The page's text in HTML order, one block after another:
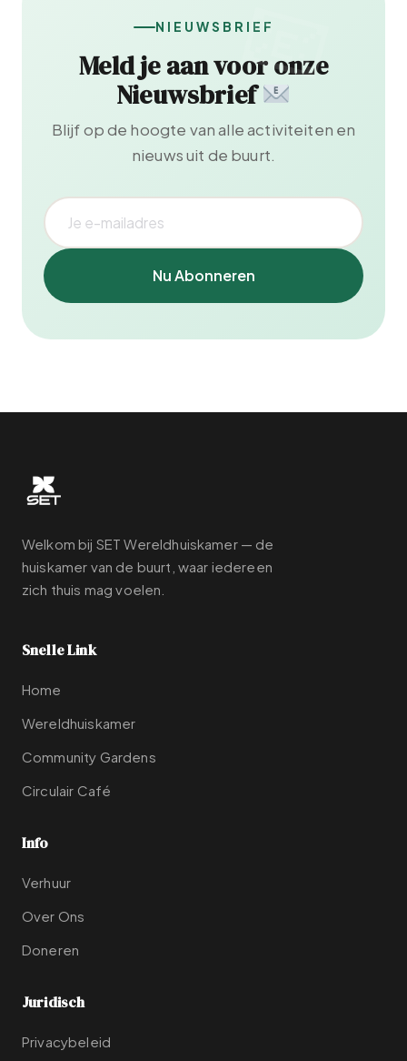
NIEUWSBRIEF
Meld je aan voor onze
Nieuwsbrief
Blijf op de hoogte van alle activiteiten en
nieuws uit de buurt.
Nu Abonneren
Welkom bij SET Wereldhuiskamer — de
huiskamer van de buurt, waar iedereen
zich thuis mag voelen.
Snelle Link
Home
Wereldhuiskamer
Community Gardens
Circulair Café
Info
Verhuur
Over Ons
Doneren
Juridisch
Privacybeleid